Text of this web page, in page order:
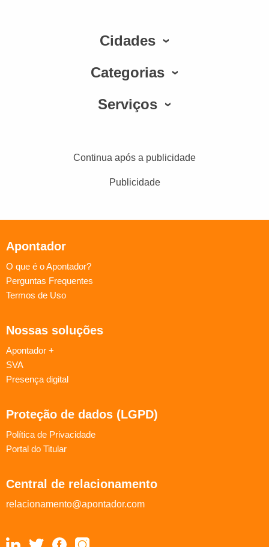
Cidades
Categorias
Serviços
Continua após a publicidade
Publicidade
Apontador
O que é o Apontador?
Perguntas Frequentes
Termos de Uso
Nossas soluções
Apontador +
SVA
Presença digital
Proteção de dados (LGPD)
Política de Privacidade
Portal do Titular
Central de relacionamento
relacionamento@apontador.com